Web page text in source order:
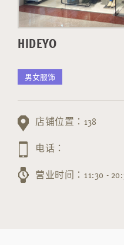
HIDEYO
男女服饰
店铺位置：138
电话：
营业时间：11:30 -